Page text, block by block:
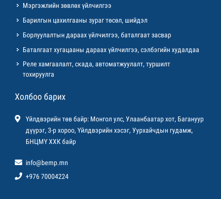
Мэргэжлийн зөвлөх үйлчилгээ
Барилгын цахилгааны зураг төсөл, шийдэл
Борлуулалтын дараах үйлчилгээ, баталгаат засвар
Баталгаат хугацааны дараах үйлчилгээ, сэлбэгийн худалдаа
Реле хамгаалалт, скада, автоматжуулалт, туршилт
тохируулга
Холбоо барих
Үйлдвэрийн төв байр: Монгол улс, Улаанбаатар хот, Багануур
дүүрэг, 3-р хороо, Үйлдвэрийн хэсэг, Уурхайчдын гудамж,
БНЦМҮ ХХК байр
info@bemp.mn
+976 70004224